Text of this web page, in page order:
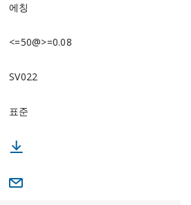
에칭
<=50@>=0.08
SV022
표준